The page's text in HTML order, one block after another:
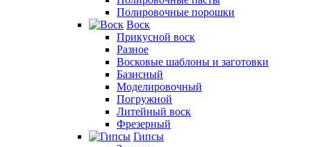
Полировочные порошки
Воск
Прикусной воск
Разное
Восковые шаблоны и заготовки
Базисный
Моделировочный
Погружной
Литейный воск
Фрезерный
Гипсы